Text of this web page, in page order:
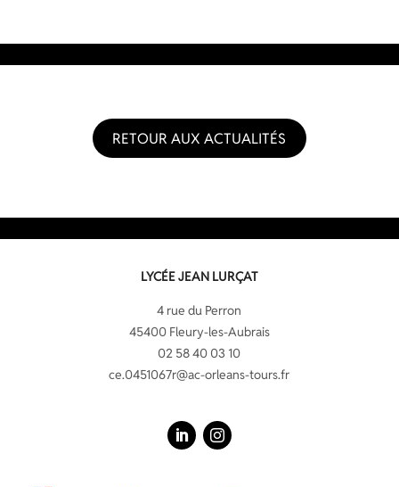
RETOUR AUX ACTUALITÉS
LYCÉE JEAN LURÇAT
4 rue du Perron
45400 Fleury-les-Aubrais
02 58 40 03 10
ce.0451067r@ac-orleans-tours.fr